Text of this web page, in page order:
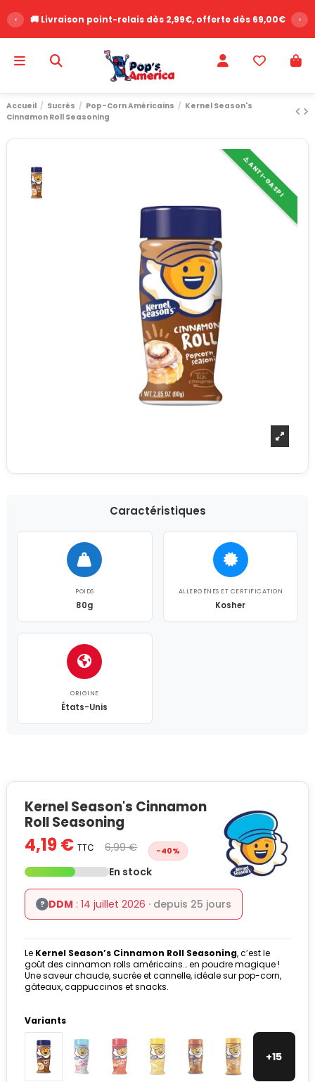
‹ 🚚 Livraison point-relais dès 2,99€, offerte dès 69,00€ ›
Accueil Sucrés Pop-Corn Américains
Kernel Season's
Cinnamon Roll Seasoning
⚠️ ANTI-GASPI
Caractéristiques
POIDS
80g
ALLERGÈNES ET CERTIFICATION
Kosher
ORIGINE
États-Unis
Kernel Season's Cinnamon
Roll Seasoning
4,19 € TTC 6,99 € -40%
En stock
? DDM : 14 juillet 2026 · depuis 25 jours
Le Kernel Season’s Cinnamon Roll Seasoning, c’est le
goût des cinnamon rolls américains… en poudre magique !
Une saveur chaude, sucrée et cannelle, idéale sur pop-corn,
gâteaux, cappuccinos et snacks.
Variants
+15